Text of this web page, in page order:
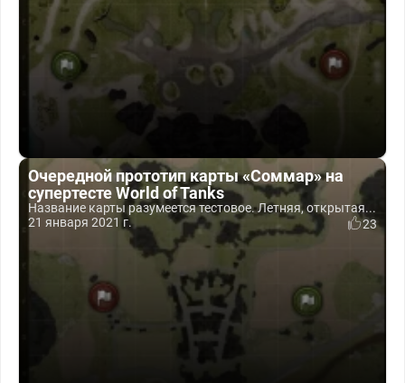
Очередной прототип карты «Соммар» на
супертесте World of Tanks
Название карты разумеется тестовое. Летняя, открытая...
21 января 2021 г.
23